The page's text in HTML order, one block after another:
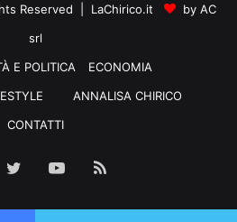
Reserved | LaChirico.it
by AC
srl
E POLITICA
ECONOMIA
ANNALISA CHIRICO
CONTATTI
Twitter YouTube